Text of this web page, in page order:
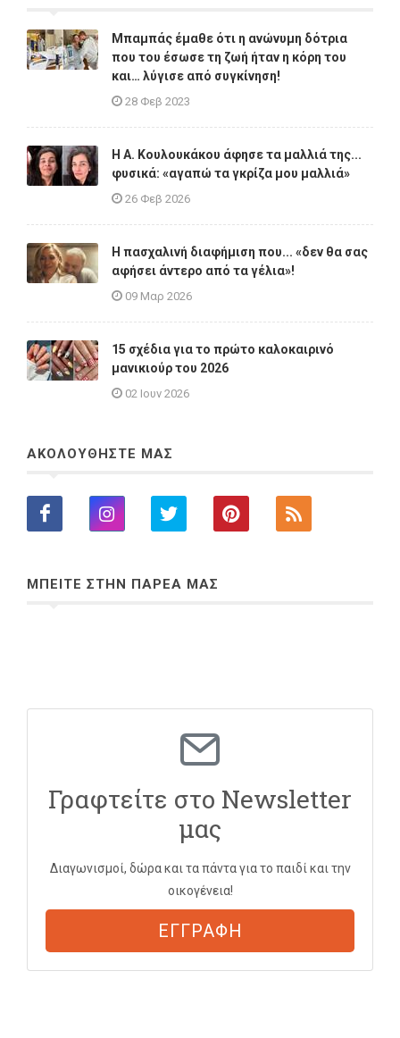
Μπαμπάς έμαθε ότι η ανώνυμη δότρια
που του έσωσε τη ζωή ήταν η κόρη του
και… λύγισε από συγκίνηση!
28 Φεβ 2023
Η A. Κουλουκάκου άφησε τα μαλλιά της...
φυσικά: «αγαπώ τα γκρίζα μου μαλλιά»
26 Φεβ 2026
Η πασχαλινή διαφήμιση που... «δεν θα σας
αφήσει άντερο από τα γέλια»!
09 Μαρ 2026
15 σχέδια για το πρώτο καλοκαιρινό
μανικιούρ του 2026
02 Ιουν 2026
ΑΚΟΛΟΥΘΗΣΤΕ ΜΑΣ
ΜΠΕΙΤΕ ΣΤΗΝ ΠΑΡΕΑ ΜΑΣ
Γραφτείτε στο Newsletter
μας
Διαγωνισμοί, δώρα και τα πάντα για το παιδί και την
οικογένεια!
ΕΓΓΡΑΦΗ